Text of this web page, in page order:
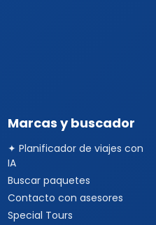
Marcas y buscador
✦ Planificador de viajes con
IA
Buscar paquetes
Contacto con asesores
Special Tours